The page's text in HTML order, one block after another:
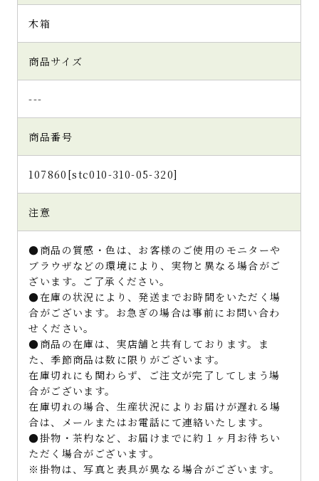
木箱
商品サイズ
---
商品番号
107860[stc010-310-05-320]
注意
●商品の質感・色は、お客様のご使用のモニターや
ブラウザなどの環境により、実物と異なる場合がご
ざいます。ご了承ください。
●在庫の状況により、発送までお時間をいただく場
合がございます。お急ぎの場合は事前にお問い合わ
せください。
●商品の在庫は、実店舗と共有しております。ま
た、季節商品は数に限りがございます。
在庫切れにも関わらず、ご注文が完了してしまう場
合がございます。
在庫切れの場合、生産状況によりお届けが遅れる場
合は、メールまたはお電話にて連絡いたします。
●掛物・茶杓など、お届けまでに約１ヶ月お待ちい
ただく場合がございます。
※掛物は、写真と表具が異なる場合がございます。